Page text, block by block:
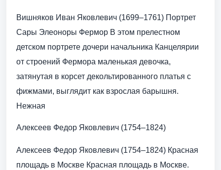
Вишняков Иван Яковлевич (1699–1761) Портрет
Сары Элеоноры Фермор В этом прелестном
детском портрете дочери начальника Канцелярии
от строений Фермора маленькая девочка,
затянутая в корсет декольтированного платья с
фижмами, выглядит как взрослая барышня.
Нежная
Алексеев Федор Яковлевич (1754–1824)
Алексеев Федор Яковлевич (1754–1824) Красная
площадь в Москве Красная площадь в Москве.